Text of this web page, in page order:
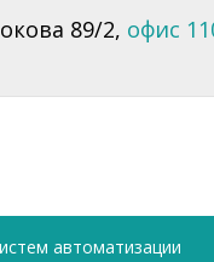
89/2, офис
автоматизации